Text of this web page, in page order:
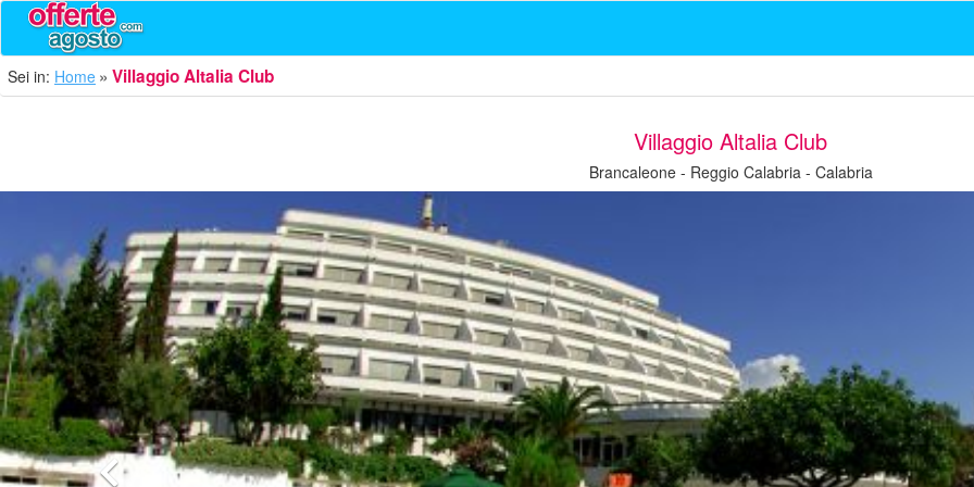
Sei in: Home Villaggio Altalia Club
Villaggio Altalia Club
Brancaleone - Reggio Calabria - Calabria